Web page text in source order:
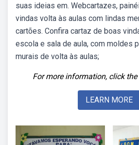
suas ideias em. Webcartazes,
vindas volta às aulas com lindas
cartões. Confira cartaz de boas
escola e sala de aula, com moldes
murais de volta às aulas;
For more information, click
LEARN MORE